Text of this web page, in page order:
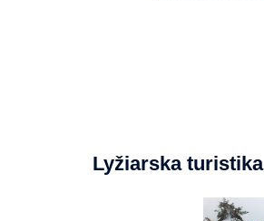
Lyžiarska turistika